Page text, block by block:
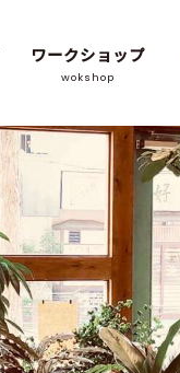
ワークショップ
wokshop